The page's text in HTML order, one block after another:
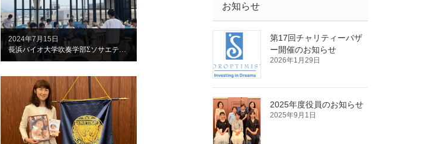
2024年7月15日
長浜バイオ大学吹奏学部Σソサエティ「たなばたコンサート」を開催
お知らせ
第17回チャリティーバザ
ー開催のお知らせ
2026年1月29日
2025年度役員のお知らせ
2025年9月1日